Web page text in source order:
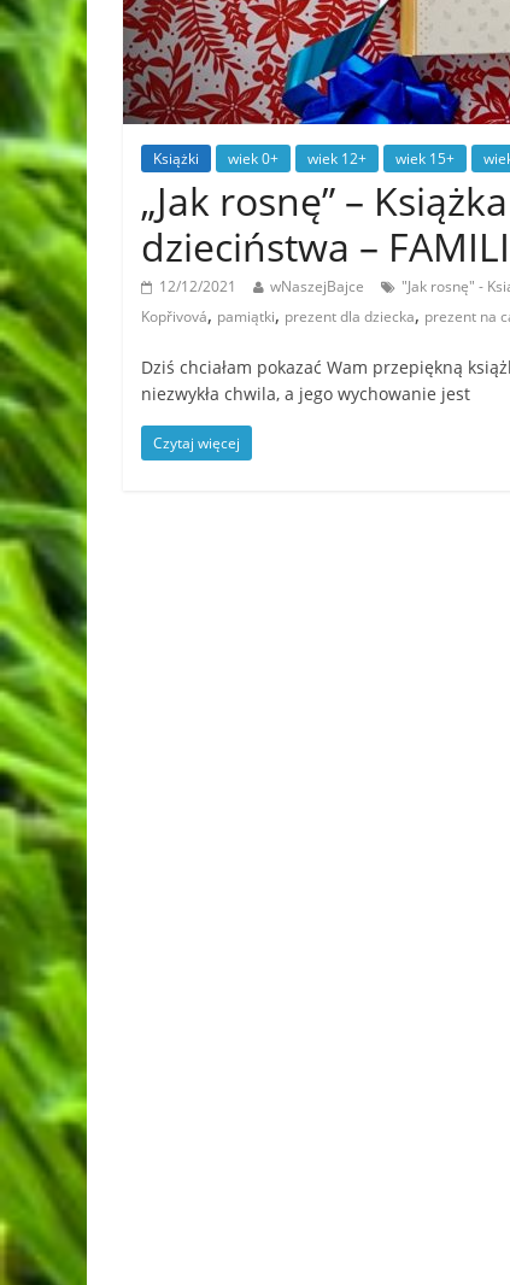
Książki wiek 0+ wiek 12+ wiek 15+
„Jak rosnę” –
dzieciństwa –
12/12/2021 wNaszejBajce "Jak rosnę" -
Kopřivová, pamiątki, prezent dla dziecka, prezent na
Dziś chciałam pokazać Wam przepiękną
niezwykła chwila, a jego wychowanie jest
Czytaj więcej